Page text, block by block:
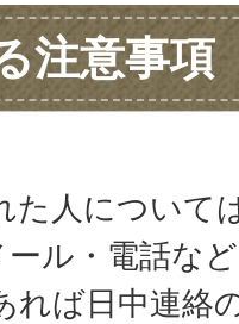
注意事項
た人について
ル・電話な
れば日中連絡